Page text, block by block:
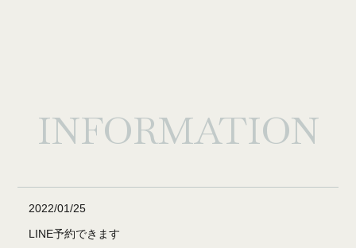
INFORMATION
2022/01/25
LINE予約できます